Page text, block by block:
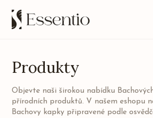
Co
Produkty
Objevte naši širokou nabídku
přírodních produktů. V našem eshopu
Bachovy kapky připravené podle